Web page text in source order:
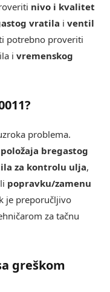
nivo i kvalitet
vratila i ventil
potrebno proveriti
i vremenskog
problema.
bregastog
za kontrolu ulja,
popravku/zamenu
je preporučljivo
za tačnu
greškom